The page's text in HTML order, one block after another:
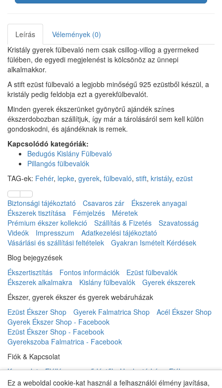
Leírás
Vélemények (0)
Kristály gyerek fülbevaló nem csak csillog-villog a gyermeked
fülében, de egyedi megjelenést is kölcsönöz az ünnepi
alkalmakkor.
A stift ezüst fülbevaló a legjobb minőségű 925 ezüstből készül, a
kristály pedig feldobja ezt a gyerekfülbevalót.
Minden gyerek ékszerünket gyönyörű ajándék színes
ékszerdobozban szállítjuk, így már a tárolásáról sem kell külön
gondoskodni, és ajándéknak is remek.
Kapcsolódó kategóriák:
Bedugós Kislány Fülbevaló
Pillangós fülbevalók
TAG-ek: Fehér, lepke, gyerek, fülbevaló, stift, kristály, ezüst
Biztonsági tájékoztató Csavaros zár
Ékszerek anyagai
Ékszerek tisztítása
Fémjelzés
Méretek
Prémium ékszer kollekció
Szállítás & Fizetés
Szavatosság
Videók
Impresszum
Adatkezelési tájékoztató
Vásárlási és szállítási feltételek
Gyakran Ismételt Kérdések
Blog bejegyzések
Ékszertisztítás
Fontos információk
Ezüst fülbevalók
Ékszerek alkalmakra
Kislány fülbevalók
Gyerek ékszerek
Ékszer, gyerek ékszer és gyerek webáruházak
Ezüst Ékszer Shop
Gyerek Falmatrica Shop
Acél Ékszer Shop
Gyerek Ékszer Shop - Facebook
Ezüst Ékszer Shop - Facebook
Gyerekszoba Falmatrica - Facebook
Fiók & Kapcsolat
Kapcsolat
Elállás a szerződéstől Honlaptérkép
Fiók
Rendelés követés
Kívánságlista Hírlevél
Ez a weboldal cookie-kat használ a felhasználói élmény javítása,